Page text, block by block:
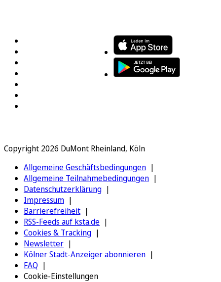
Copyright 2026 DuMont Rheinland, Köln
Allgemeine Geschäftsbedingungen
Allgemeine Teilnahmebedingungen
Datenschutzerklärung
Impressum
Barrierefreiheit
RSS-Feeds auf ksta.de
Cookies & Tracking
Newsletter
Kölner Stadt-Anzeiger abonnieren
FAQ
Cookie-Einstellungen